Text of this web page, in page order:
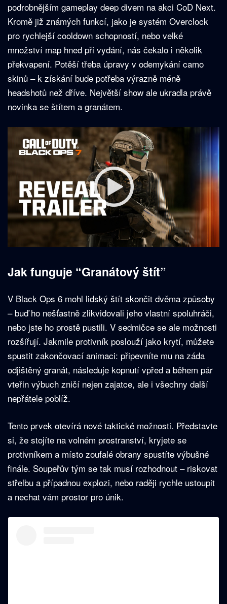
podrobnějším gameplay deep divem na akci CoD Next.
Kromě již známých funkcí, jako je systém Overclock
pro rychlejší cooldown schopností, nebo velké
množství map hned při vydání, nás čekalo i několik
překvapení. Potěší třeba úpravy v odemykání camo
skinů – k získání bude potřeba výrazně méně
headshotů než dříve. Největší show ale ukradla právě
novinka se štítem a granátem.
Jak funguje “Granátový štít”
V Black Ops 6 mohl lidský štít skončit dvěma způsoby
– buď ho nešťastně zlikvidovali jeho vlastní spoluhráči,
nebo jste ho prostě pustili. V sedmičce se ale možnosti
rozšiřují. Jakmile protivník poslouží jako krytí, můžete
spustit zakončovací animaci: připevníte mu na záda
odjištěný granát, následuje kopnutí vpřed a během pár
vteřin výbuch zničí nejen zajatce, ale i všechny další
nepřátele poblíž.
Tento prvek otevírá nové taktické možnosti. Představte
si, že stojíte na volném prostranství, kryjete se
protivníkem a místo zoufalé obrany spustíte výbušné
finále. Soupeřův tým se tak musí rozhodnout – riskovat
střelbu a případnou explozi, nebo raději rychle ustoupit
a nechat vám prostor pro únik.